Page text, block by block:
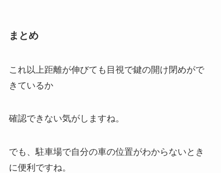
まとめ
これ以上距離が伸びても目視で鍵の開け閉めがで
きているか
確認できない気がしますね。
でも、駐車場で自分の車の位置がわからないとき
に便利ですね。